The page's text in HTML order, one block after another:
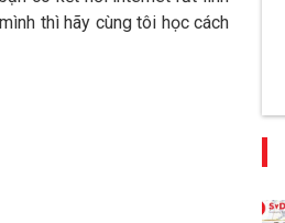
thì hãy cùng tôi học cách